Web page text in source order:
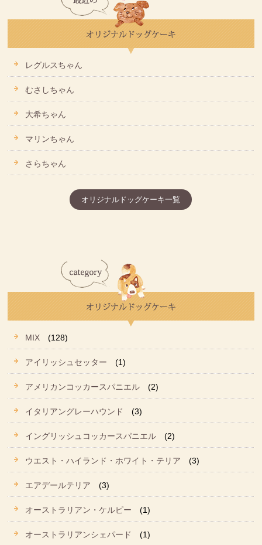
レグルスちゃん
むさしちゃん
大希ちゃん
マリンちゃん
さらちゃん
オリジナルドッグケーキ一覧
MIX (128)
アイリッシュセッター (1)
アメリカンコッカースパニエル (2)
イタリアングレーハウンド (3)
イングリッシュコッカースパニエル (2)
ウエスト・ハイランド・ホワイト・テリア (3)
エアデールテリア (3)
オーストラリアン・ケルピー (1)
オーストラリアンシェパード (1)